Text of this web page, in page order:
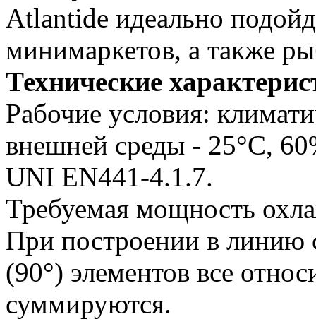
Atlantide идеально
минимаркетов, а также
Технические
Рабочие условия:
внешней среды - 25°С,
UNI EN441-4.1.7.
Требуемая мощность
При построении в линию
(90°) элементов все
суммируются.